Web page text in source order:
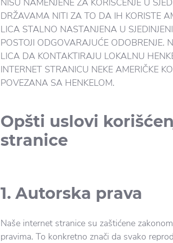
NISU NAMENJENE ZA KORIŠĆENJE U
DRŽAVAMA NITI ZA TO DA IH KORISTE
LICA STALNO NASTANJENA U
POSTOJI ODGOVARAJUĆE ODOBRENJE.
LICA DA KONTAKTIRAJU LOKALNU
INTERNET STRANICU NEKE AMERIČKE
POVEZANA SA HENKELOM.
Opšti uslovi
stranice
1. Autorska prava
Naše internet stranice su zaštićene
pravima. To konkretno znači da svako